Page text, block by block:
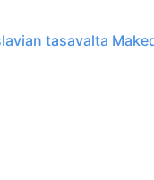
tasavalta